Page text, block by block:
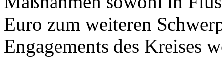
Euro zum weiteren
Engagements des Kreises